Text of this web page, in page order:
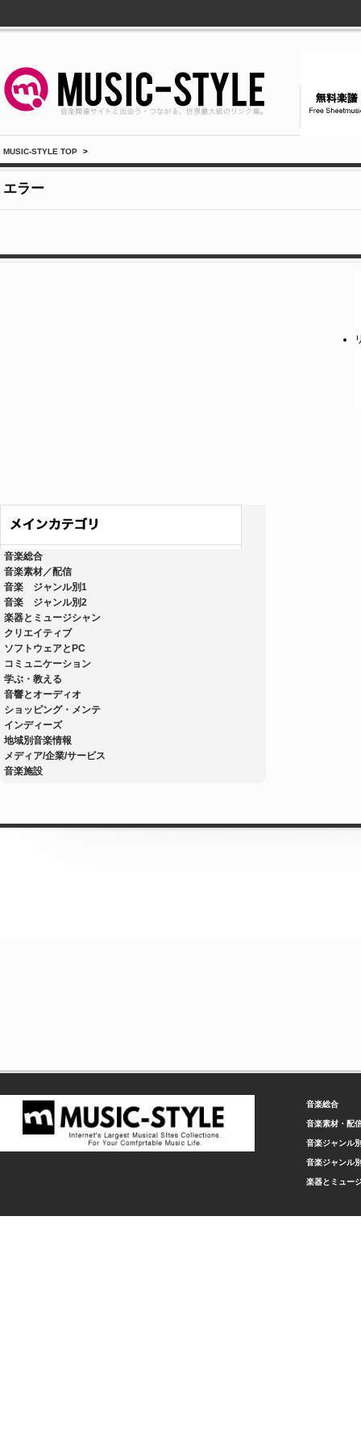
MUSIC-STYLE TOP >
エラー
音楽総合
音楽素材／配信
音楽 ジャンル別1
音楽 ジャンル別2
楽器とミュージシャン
クリエイティブ
ソフトウェアとPC
コミュニケーション
学ぶ・教える
音響とオーディオ
ショッピング・メンテ
インディーズ
地域別音楽情報
メディア/企業/サービス
音楽施設
音楽総合
音楽素材・配
音楽ジャンル
音楽ジャンル
楽器とミュー